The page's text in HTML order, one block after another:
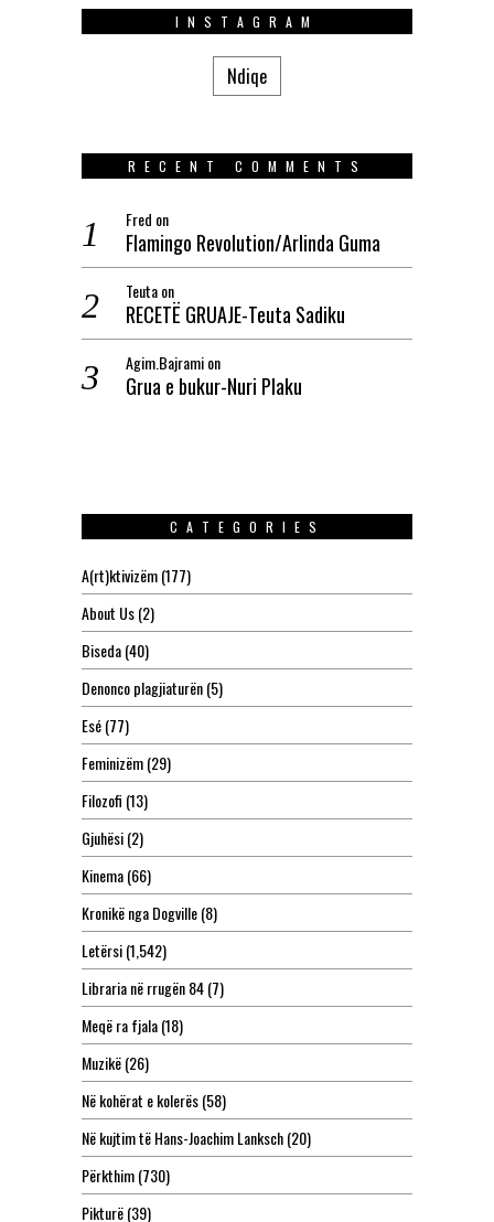
INSTAGRAM
Ndiqe
RECENT COMMENTS
Fred on
Flamingo Revolution/Arlinda Guma
Teutaon
RECETË GRUAJE-Teuta Sadiku
Agim.Bajramion
Grua e bukur-Nuri Plaku
CATEGORIES
A(rt)ktivizëm(177)
About Us(2)
Biseda(40)
Denonco plagjiaturën(5)
Esé(77)
Feminizëm(29)
Filozofi (13)
Gjuhësi(2)
Kinema(66)
Kronikë nga Dogville(8)
Letërsi(1,542)
Libraria në rrugën 84(7)
Meqë ra fjala(18)
Muzikë(26)
Në kohërat e kolerës(58)
Në kujtim të Hans-Joachim Lanksch(20)
Përkthim(730)
Pikturë(39)